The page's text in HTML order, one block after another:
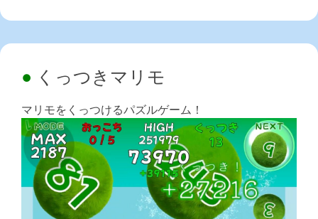
くっつきマリモ
マリモをくっつけるパズルゲーム！